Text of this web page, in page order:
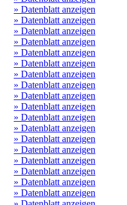
» Datenblatt anzeigen
» Datenblatt anzeigen
» Datenblatt anzeigen
» Datenblatt anzeigen
» Datenblatt anzeigen
» Datenblatt anzeigen
» Datenblatt anzeigen
» Datenblatt anzeigen
» Datenblatt anzeigen
» Datenblatt anzeigen
» Datenblatt anzeigen
» Datenblatt anzeigen
» Datenblatt anzeigen
» Datenblatt anzeigen
» Datenblatt anzeigen
» Datenblatt anzeigen
» Datenblatt anzeigen
» Datenblatt anzeigen